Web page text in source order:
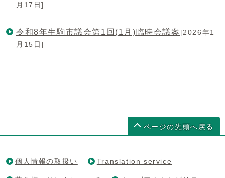
月17日]
令和8年生駒市議会第1回(1月)臨時会議案 [2026年1
月15日]
ページの先頭へ戻る
個人情報の取扱い Translation service